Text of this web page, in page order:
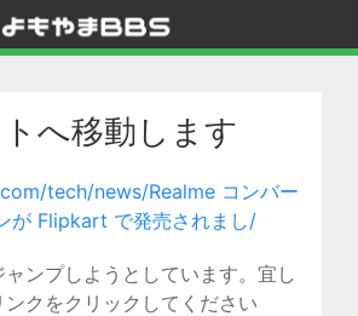
へ移動します
tech/news/Realme コンバー
が Flipkart で発売されまし/
ンプしようとしています。宜し
クをクリックしてください